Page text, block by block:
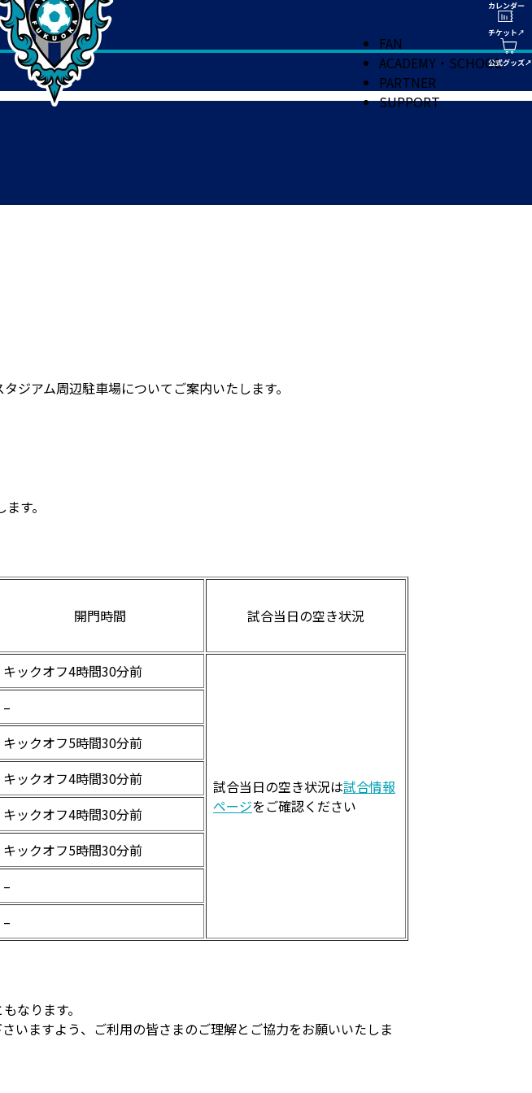
FAN
ACADEMY・SCHOOL
PARTNER
SUPPORT
ジアム周辺駐車場についてご案内いたします。
す。
開門時間 試合当日の空き状況
キックオフ4時間30分前
試合当日の空き状況は試合情報
ページをご確認ください
–
キックオフ5時間30分前
キックオフ4時間30分前
キックオフ4時間30分前
キックオフ5時間30分前
–
–
なります。
いますよう、ご利用の皆さまのご理解とご協力をお願いいたしま